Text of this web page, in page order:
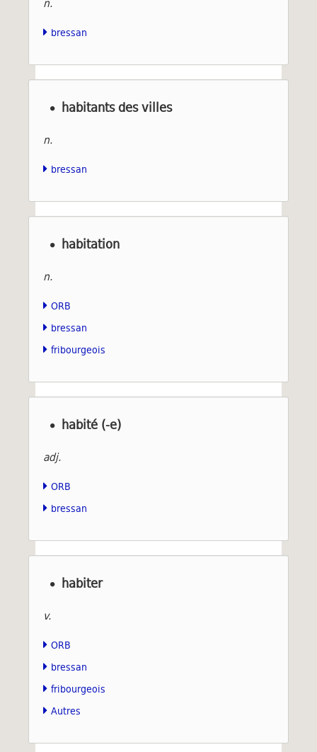
bressan
habitants des villes
n.
bressan
habitation
n.
ORB
bressan
fribourgeois
habité (-e)
adj.
ORB
bressan
habiter
v.
ORB
bressan
fribourgeois
Autres